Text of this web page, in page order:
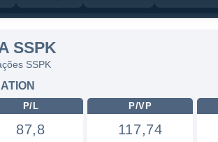
SSPK
SSPK
P/L
87,8
P/VP
117,74